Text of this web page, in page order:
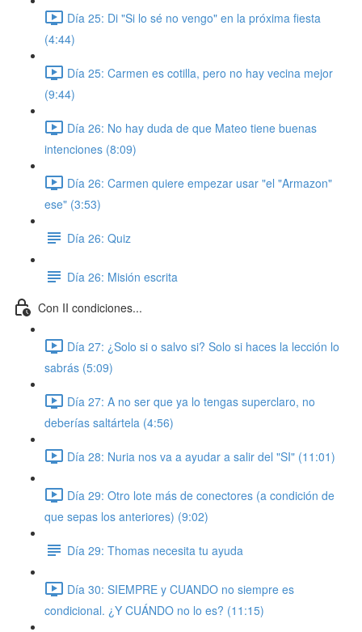
Día 25: Di "Si lo sé no vengo" en la próxima fiesta
(4:44)
Día 25: Carmen es cotilla, pero no hay vecina mejor
(9:44)
Día 26: No hay duda de que Mateo tiene buenas
intenciones (8:09)
Día 26: Carmen quiere empezar usar "el "Armazon"
ese" (3:53)
Día 26: Quiz
Día 26: Misión escrita
Con II condiciones...
Día 27: ¿Solo si o salvo si? Solo si haces la lección lo
sabrás (5:09)
Día 27: A no ser que ya lo tengas superclaro, no
deberías saltártela (4:56)
Día 28: Nuria nos va a ayudar a salir del "SI" (11:01)
Día 29: Otro lote más de conectores (a condición de
que sepas los anteriores) (9:02)
Día 29: Thomas necesita tu ayuda
Día 30: SIEMPRE y CUANDO no siempre es
condicional. ¿Y CUÁNDO no lo es? (11:15)